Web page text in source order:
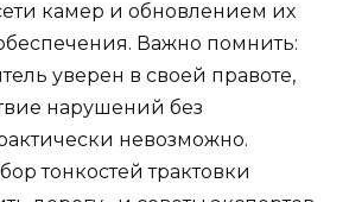
камер и обновлением их
Важно помнить:
уверен в своей правоте,
нарушений без
невозможно.
тонкостей трактовки